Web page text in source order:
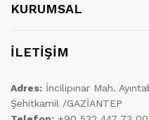
KURUMSAL
İLETİŞİM
Adres: İncilipınar Mah.
Şehitkamil /GAZİANTEP